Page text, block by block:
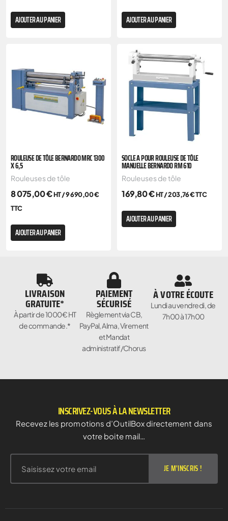
AJOUTER AU PANIER AJOUTER AU PANIER
ROULEUSE DE TÔLE BERNARDO MRC 1300
X 6,5
Rouleuses de tôle
8 075,00€HT /9 690,00€
TTC
AJOUTER AU PANIER
SOCLE A POUR ROULEUSE DE TÔLE
MANUELLE BERNARDO RM 610
Rouleuses de tôle
169,80€HT /203,76€TTC
AJOUTER AU PANIER
LIVRAISON
GRATUITE*
À partir de 1000€ HT
de commande.*
PAIEMENT
SÉCURISÉ
Règlement via CB,
PayPal, Alma, Virement
et Mandat
administratif/Chorus
À VOTRE ÉCOUTE
Lundi au vendredi, de
7h00 à 17h00
INSCRIVEZ-VOUS À LA NEWSLETTER
Recevez les promotions d’OutilBox directement dans
votre boite mail…
JE M'INSCRIS !